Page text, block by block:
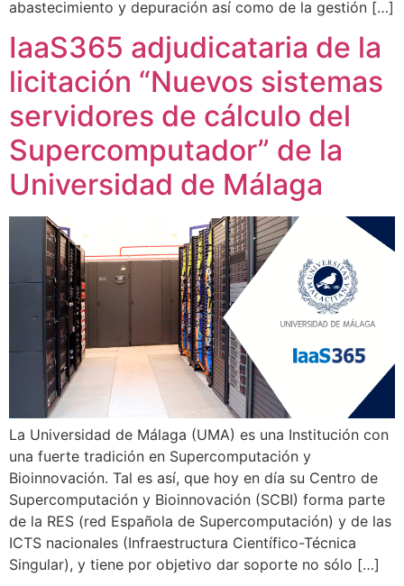
abastecimiento y depuración así como de la gestión […]
IaaS365 adjudicataria de la
licitación “Nuevos sistemas
servidores de cálculo del
Supercomputador” de la
Universidad de Málaga
La Universidad de Málaga (UMA) es una Institución con
una fuerte tradición en Supercomputación y
Bioinnovación. Tal es así, que hoy en día su Centro de
Supercomputación y Bioinnovación (SCBI) forma parte
de la RES (red Española de Supercomputación) y de las
ICTS nacionales (Infraestructura Científico-Técnica
Singular), y tiene por objetivo dar soporte no sólo […]